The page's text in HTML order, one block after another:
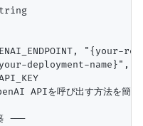
"{your-
deployment-name}",
APIを呼び出す方法を簡潔
---